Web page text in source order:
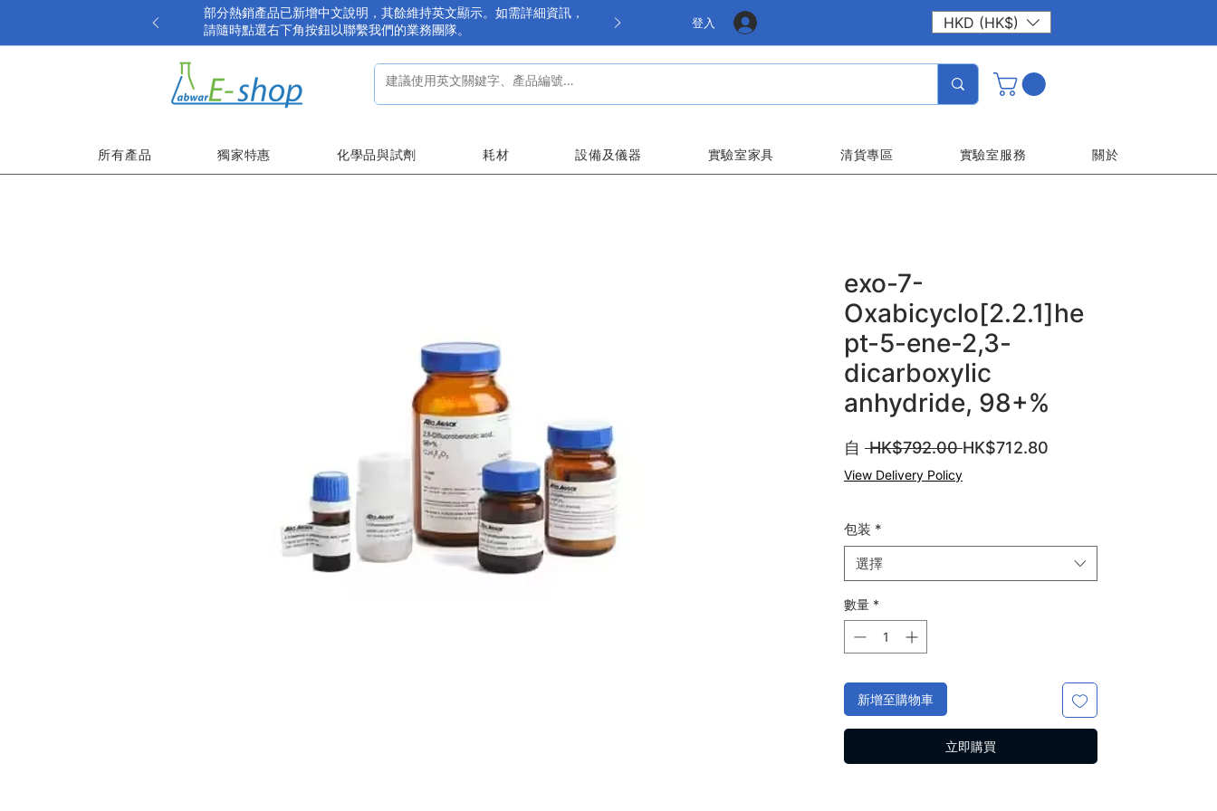
部分熱銷產品已新增中文說明，其餘維持英文顯示。如需詳細資訊，
請隨時點選右下角按鈕以聯繫我們的業務團隊。
登入 HKD (HK$)
所有產品 獨家特惠 化學品與試劑 耗材 設備及儀器 實驗室家具 清貨專區 實驗室服務 關於
exo-7-
Oxabicyclo[2.2.1]he
pt-5-ene-2,3-
dicarboxylic
anhydride, 98+%
自 HK$792.00 一
般
HK$712.80
View Delivery Policy
包装 *
選擇
數量 *
新增至購物車
立即購買